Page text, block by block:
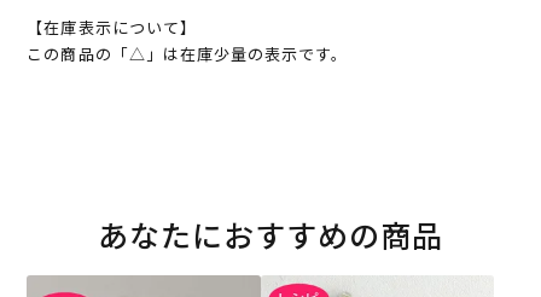
【在庫表示について】
この商品の「△」は在庫少量の表示です。
あなたにおすすめの商品